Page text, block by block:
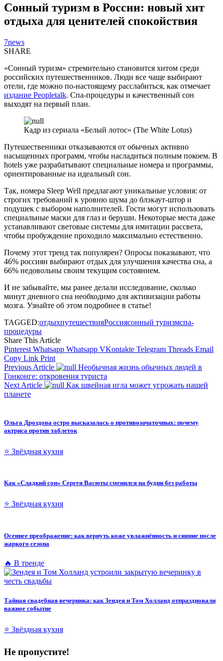
Сонный туризм в России: новый хит
отдыха для ценителей спокойствия
7news
SHARE
«Сонный туризм» стремительно становится хитом среди
российских путешественников. Люди все чаще выбирают
отели, где можно по-настоящему расслабиться, как отмечает
издание Peopletalk. Спа-процедуры и качественный сон
выходят на первый план.
Кадр из сериала «Белый лотос» (The White Lotus)
Путешественники отказываются от обычных активно
насыщенных программ, чтобы насладиться полным покоем. В
hotels уже разрабатывают специальные номера и программы,
ориентированные на идеальный сон.
Так, номера Sleep Well предлагают уникальные условия: от
строгих требований к уровню шума до блэкаут-штор и
подушек с выбором наполнителей. Гости могут использовать
специальные маски для глаз и беруши. Некоторые места даже
устанавливают световые системы для имитации рассвета,
чтобы пробуждение проходило максимально естественно.
Почему этот тренд так популярен? Опросы показывают, что
46% россиян выбирают отдых для улучшения качества сна, а
66% недовольны своим текущим состоянием.
И не забывайте, мы ранее делали исследование, сколько
минут дневного сна необходимо для активизации работы
мозга. Узнайте об этом подробнее в статье!
TAGGED:отдыхпутешествияРоссиясонный туризмспа-
процедуры
Share This Article
Pinterest Whatsapp Whatsapp VKontakte Telegram Threads Email
Copy Link Print
Previous Article
Необычная жизнь обычных людей в
Гонконге: откровения туриста
Next Article
Как швейная игла может угрожать нашей
планете
Ольга Дроздова остро высказалась о противозачаточных: почему
актриса против таблеток
⭐ Звёздная кухня
Как «Сладкий сон» Сергея Васюты сменился на будни без работы
⭐ Звёздная кухня
Осеннее преображение: как вернуть коже увлажнённость и сияние после
жаркого сезона
🔥 В тренде
Тайная свадебная вечеринка: как Зендея и Том Холланд отпраздновали
важное событие
⭐ Звёздная кухня
Не пропустите!